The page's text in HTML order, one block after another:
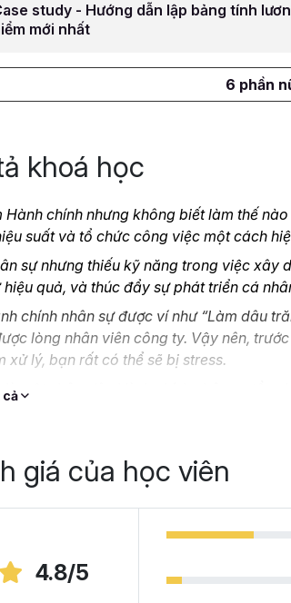
study - Hướng dẫn lập bảng tính
mới nhất
6 phần
khoá học
Hành chính nhưng không biết làm thế
suất và tổ chức công việc một cách
sự nhưng thiếu kỹ năng trong việc xây
hiệu quả, và thúc đẩy sự phát triển cá
chính nhân sự được ví như “Làm dâu
lòng nhân viên công ty. Vậy nên,
xử lý, bạn rất có thể sẽ bị stress.
là một nhân viên Hành chính nhân sự tổng
bạn nên chọn
giúp bạn tự học nghiệp vụ
thiết. Lộ trình 14 chương học giúp bạn
cả
giá của học viên
4.8/5